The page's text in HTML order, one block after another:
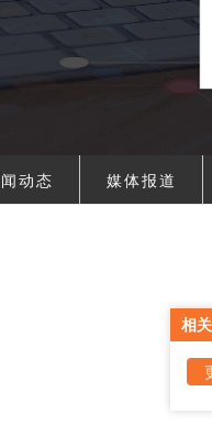
动态 媒体报道
相